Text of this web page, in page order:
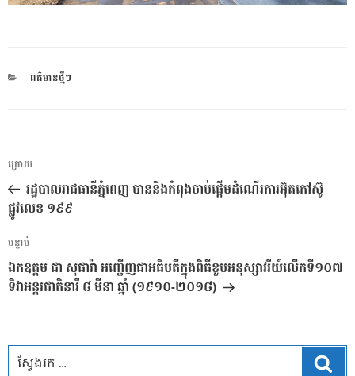
CATEGORIES
ពត៌មានថ្មីៗ
ការ​
នាំទិស​
ប្រកាស
អត្ថបទ
មុន
ក្រោយ
រដ្ឋបាលរាជធានីភ្នំពេញ បាននិងកំពុងចាប់ផ្តើមដំណើរការអ៊ុតកៅស៊ូ
ផ្លូវលេខ ១៩៩
អត្ថបទ
បន្ទាប់
បន្ទាប់
ឯកឧត្តម ជា សុផារ៉ា អញ្ជើញជាអធិបតីក្នុងពិធីខួបអនុស្សាវរីយ៍លើកទី១០៧
ទិវាអន្តរជាតិនារី ៨ មីនា ឆ្នាំ (១៩១០-២០១៨)